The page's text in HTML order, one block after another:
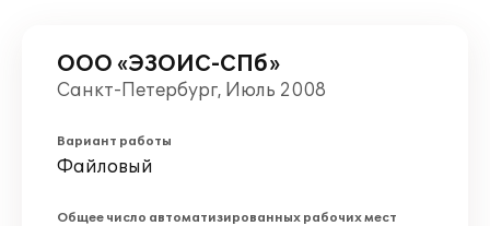
ООО «ЭЗОИС-СПб»
Санкт-Петербург, Июль 2008
Вариант работы
Файловый
Общее число автоматизированных рабочих мест